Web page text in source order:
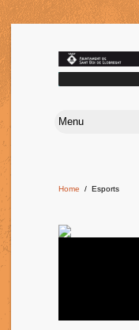
Home / Esports